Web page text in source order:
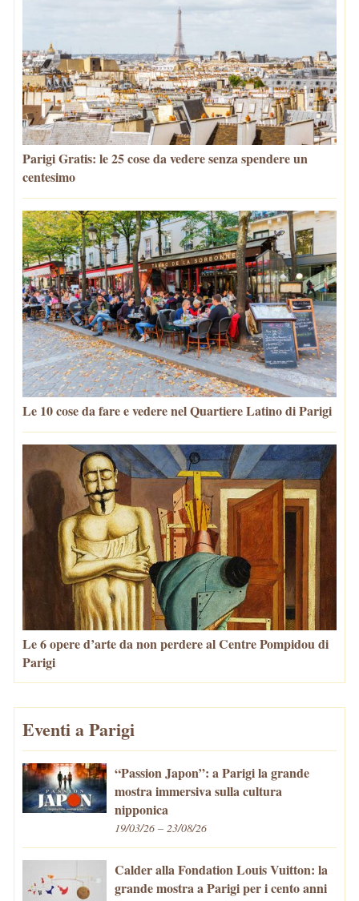
Parigi Gratis: le 25 cose da vedere senza spendere un
centesimo
Le 10 cose da fare e vedere nel Quartiere Latino di Parigi
Le 6 opere d’arte da non perdere al Centre Pompidou di
Parigi
Eventi a Parigi
“Passion Japon”: a Parigi la grande
mostra immersiva sulla cultura
nipponica
19/03/26 – 23/08/26
Calder alla Fondation Louis Vuitton: la
grande mostra a Parigi per i cento anni